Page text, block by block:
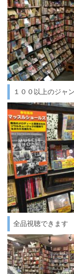
１００以上のジャ
全品視聴できます